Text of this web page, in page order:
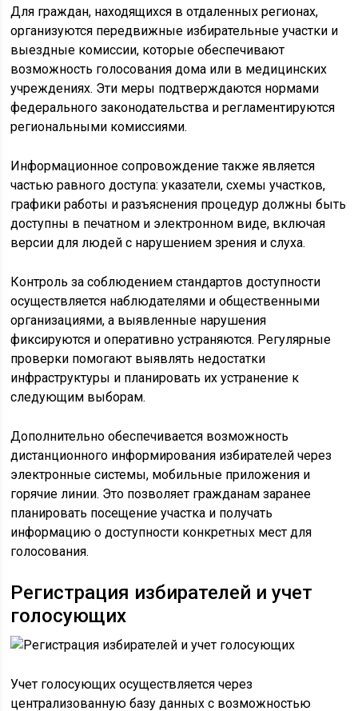
Для граждан, находящихся в отдаленных регионах,
организуются передвижные избирательные участки и
выездные комиссии, которые обеспечивают
возможность голосования дома или в медицинских
учреждениях. Эти меры подтверждаются нормами
федерального законодательства и регламентируются
региональными комиссиями.
Информационное сопровождение также является
частью равного доступа: указатели, схемы участков,
графики работы и разъяснения процедур должны быть
доступны в печатном и электронном виде, включая
версии для людей с нарушением зрения и слуха.
Контроль за соблюдением стандартов доступности
осуществляется наблюдателями и общественными
организациями, а выявленные нарушения
фиксируются и оперативно устраняются. Регулярные
проверки помогают выявлять недостатки
инфраструктуры и планировать их устранение к
следующим выборам.
Дополнительно обеспечивается возможность
дистанционного информирования избирателей через
электронные системы, мобильные приложения и
горячие линии. Это позволяет гражданам заранее
планировать посещение участка и получать
информацию о доступности конкретных мест для
голосования.
Регистрация избирателей и учет
голосующих
Учет голосующих осуществляется через
централизованную базу данных с возможностью